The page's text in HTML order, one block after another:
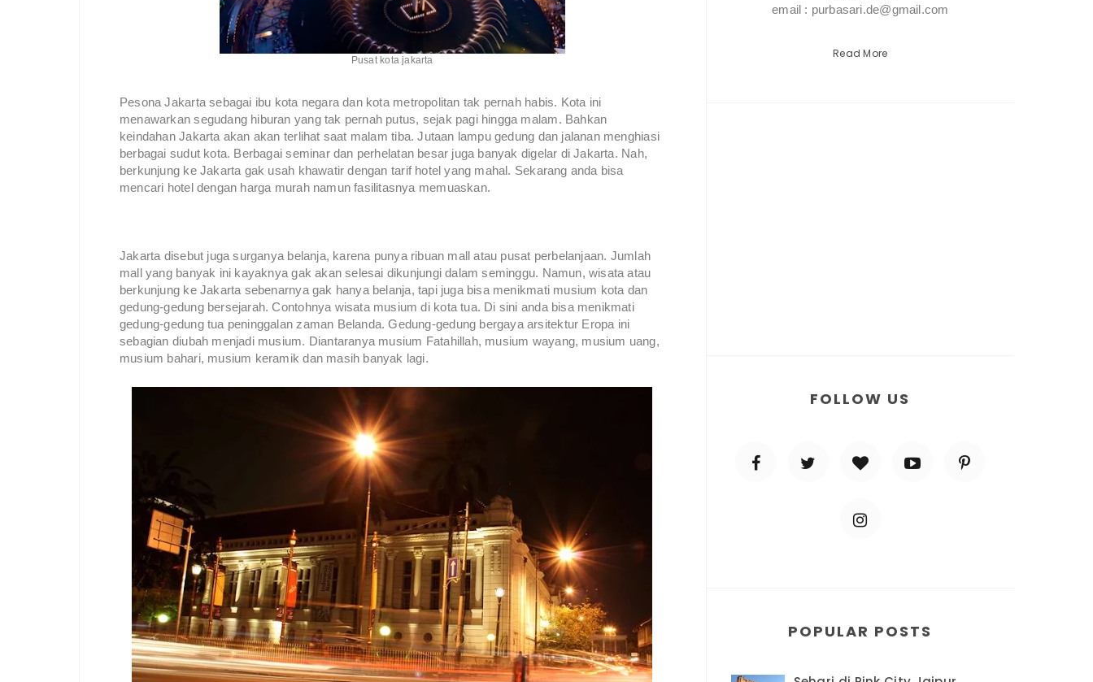
Pusat kota jakarta
Pesona Jakarta sebagai ibu kota negara dan kota metropolitan tak pernah habis. Kota ini
menawarkan segudang hiburan yang tak pernah putus, sejak pagi hingga malam. Bahkan
keindahan Jakarta akan akan terlihat saat malam tiba. Jutaan lampu gedung dan jalanan menghiasi
berbagai sudut kota. Berbagai seminar dan perhelatan besar juga banyak digelar di Jakarta. Nah,
berkunjung ke Jakarta gak usah khawatir dengan tarif hotel yang mahal. Sekarang anda bisa
mencari hotel dengan harga murah namun fasilitasnya memuaskan.
Jakarta disebut juga surganya belanja, karena punya ribuan mall atau pusat perbelanjaan. Jumlah
mall yang banyak ini kayaknya gak akan selesai dikunjungi dalam seminggu. Namun, wisata atau
berkunjung ke Jakarta sebenarnya gak hanya belanja, tapi juga bisa menikmati musium kota dan
gedung-gedung bersejarah. Contohnya wisata musium di kota tua. Di sini anda bisa menikmati
gedung-gedung tua peninggalan zaman Belanda. Gedung-gedung bergaya arsitektur Eropa ini
sebagian diubah menjadi musium. Diantaranya musium Fatahillah, musium wayang, musium uang,
musium bahari, musium keramik dan masih banyak lagi.
email : purbasari.de@gmail.com
Read More
FOLLOW US
POPULAR POSTS